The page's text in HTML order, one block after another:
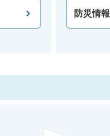
防災情報